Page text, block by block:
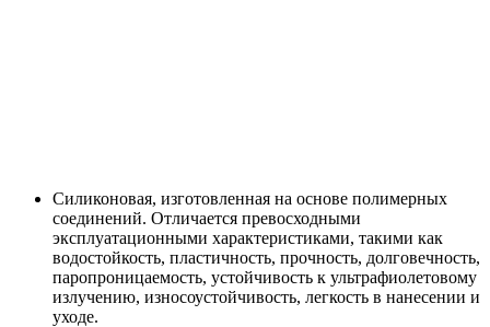
Силиконовая, изготовленная на основе полимерных
соединений. Отличается превосходными
эксплуатационными характеристиками, такими как
водостойкость, пластичность, прочность, долговечность,
паропроницаемость, устойчивость к ультрафиолетовому
излучению, износоустойчивость, легкость в нанесении и
уходе.